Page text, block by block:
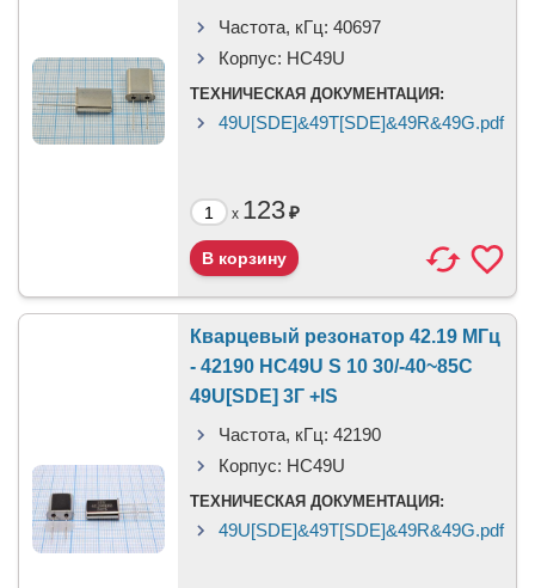
Частота, кГц: 40697
Корпус: HC49U
ТЕХНИЧЕСКАЯ ДОКУМЕНТАЦИЯ:
49U[SDE]&49T[SDE]&49R&49G.pdf
x 123₽
Кварцевый резонатор 42.19 МГц
- 42190 HC49U S 10 30/-40~85C
49U[SDE] 3Г +IS
Частота, кГц: 42190
Корпус: HC49U
ТЕХНИЧЕСКАЯ ДОКУМЕНТАЦИЯ:
49U[SDE]&49T[SDE]&49R&49G.pdf